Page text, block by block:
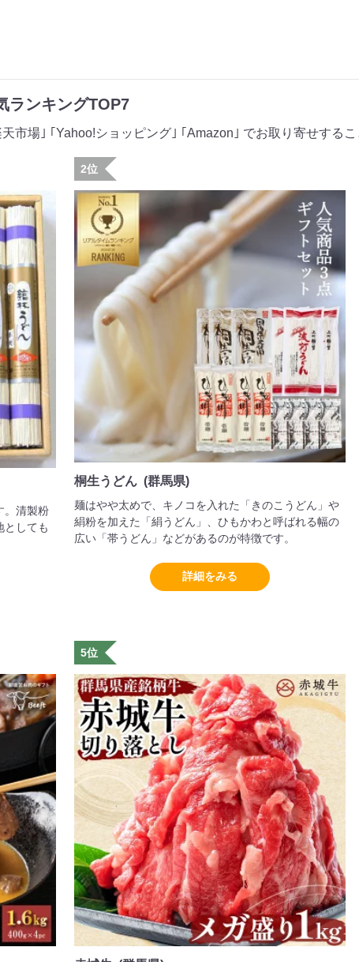
ランキングTOP7
市場｣ ｢Yahoo!ショッピング｣ ｢Amazon｣ でお取り寄せする
。清製粉
としても
2位
桐生うどん (群馬県)
麺はやや太めで、キノコを入れた「きのこうどん」や
絹粉を加えた「絹うどん」、ひもかわと呼ばれる幅の
広い「帯うどん」などがあるのが特徴です。
詳細をみる
5位